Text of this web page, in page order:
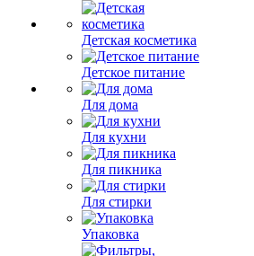
Детская косметика
Детское питание
Для дома
Для кухни
Для пикника
Для стирки
Упаковка